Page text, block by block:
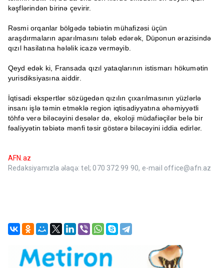
kəşflərindən birinə çevirir.
Rəsmi orqanlar bölgədə təbiətin mühafizəsi üçün
araşdırmaların aparılmasını tələb edərək, Düponun ərazisində
qızıl hasilatına hələlik icazə verməyib.
Qeyd edək ki, Fransada qızıl yataqlarının istismarı hökumətin
yurisdiksiyasına aiddir.
İqtisadi ekspertlər sözügedən qızılın çıxarılmasının yüzlərlə
insanı işlə təmin etməklə region iqtisadiyyatına əhəmiyyətli
töhfə verə biləcəyini desələr də, ekoloji müdafiəçilər belə bir
fəaliyyətin təbiətə mənfi təsir göstərə biləcəyini iddia edirlər.
AFN.az
Redaksiyamızla əlaqə: tel; 070 372 99 90, e-mail office@afn.az